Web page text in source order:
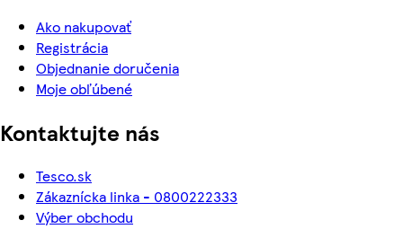
Ako nakupovať
Registrácia
Objednanie doručenia
Moje obľúbené
Kontaktujte nás
Tesco.sk
Zákaznícka linka - 0800222333
Výber obchodu